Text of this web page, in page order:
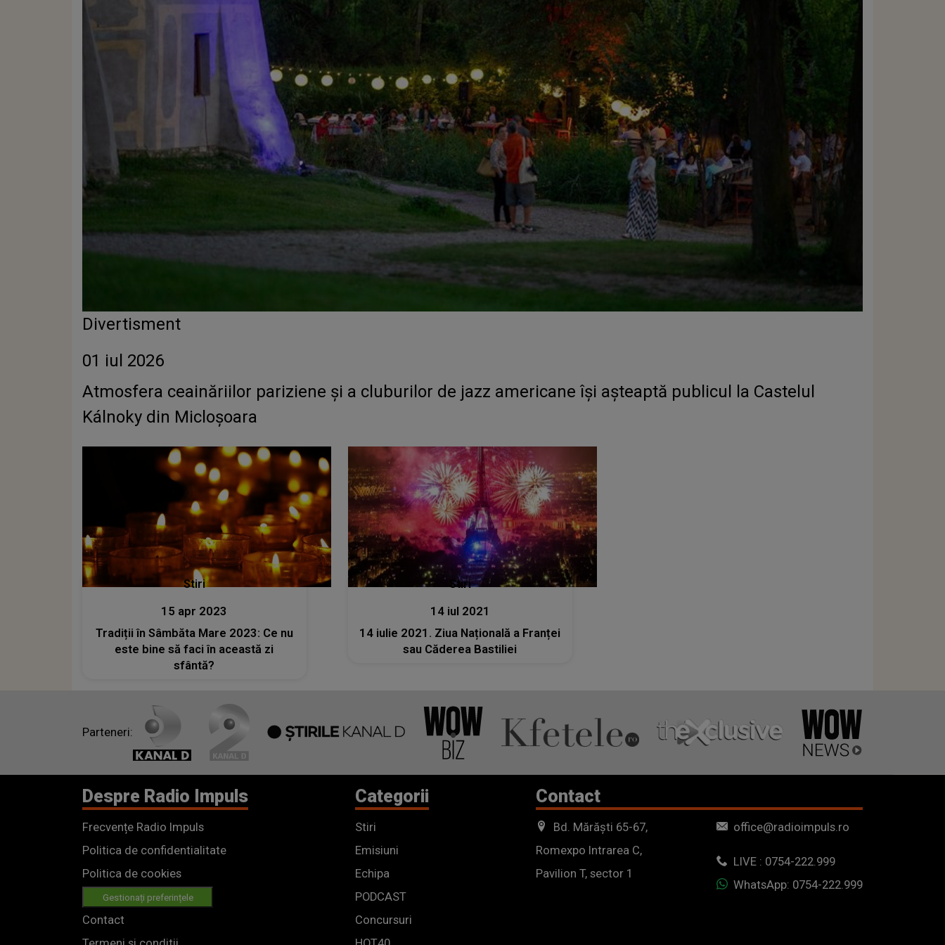
Divertisment
01 iul 2026
Atmosfera ceainăriilor pariziene și a cluburilor de jazz americane își așteaptă publicul la Castelul
Kálnoky din Micloșoara
Stiri
15 apr 2023
Tradiții în Sâmbăta Mare 2023: Ce nu
este bine să faci în această zi
sfântă?
Stiri
14 iul 2021
14 iulie 2021. Ziua Națională a Franței
sau Căderea Bastiliei
Parteneri:
Despre Radio Impuls
Frecvențe Radio Impuls
Politica de confidentialitate
Politica de cookies
Gestionați preferințele
Contact
Categorii
Stiri
Emisiuni
Echipa
PODCAST
Concursuri
Contact
Bd. Mărăști 65-67,
Romexpo Intrarea C,
Pavilion T, sector 1
office@radioimpuls.ro
LIVE : 0754-222.999
WhatsApp: 0754-222.999